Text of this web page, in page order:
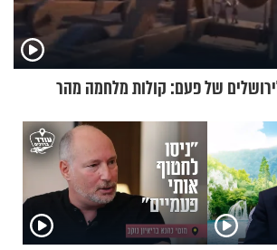
של פעם: קולות מלחמה מהר